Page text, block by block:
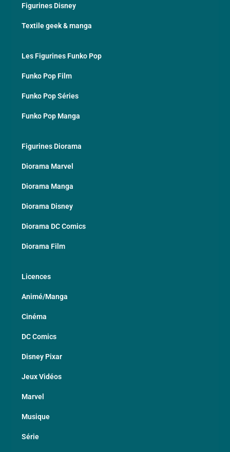
Figurines Disney
Textile geek & manga
Les Figurines Funko Pop
Funko Pop Film
Funko Pop Séries
Funko Pop Manga
Figurines Diorama
Diorama Marvel
Diorama Manga
Diorama Disney
Diorama DC Comics
Diorama Film
Licences
Animé/Manga
Cinéma
DC Comics
Disney Pixar
Jeux Vidéos
Marvel
Musique
Série